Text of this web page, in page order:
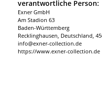
verantwortliche Person:
Exner GmbH
Am Stadion 63
Baden-Württemberg
Recklinghausen, Deutschland,
info@exner-collection.de
https://www.exner-collection.de